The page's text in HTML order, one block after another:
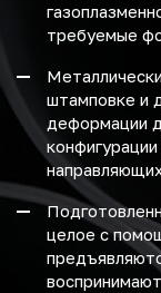
требуемые
штамповке и
деформации
целое с